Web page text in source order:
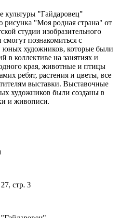
"Гайдаровец"
рисунка "Моя родная страна" от
студии изобразительного
познакомиться с
юных художников, которые были
в коллективе на занятиях и
края, животные и птицы
ребят, растения и цветы, все
выставки. Выставочные
художников были созданы в
и живописи.
стр. 3